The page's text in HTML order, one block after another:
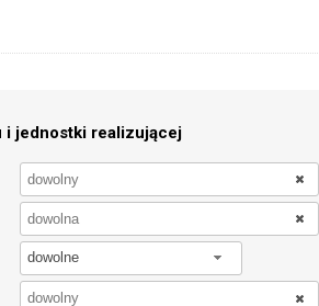
i jednostki realizującej
dowolne